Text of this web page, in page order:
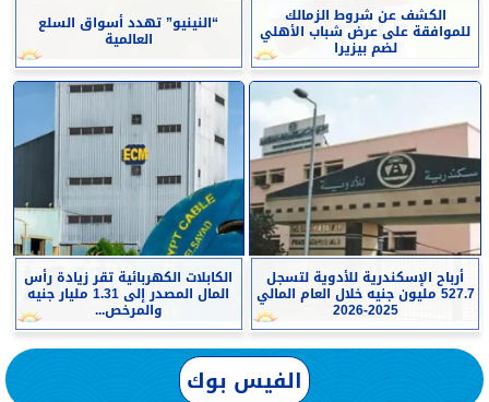
الكشف عن شروط الزمالك
للموافقة على عرض شباب الأهلي
لضم بيزيرا
“النينيو” تهدد أسواق السلع
العالمية
أرباح الإسكندرية للأدوية لتسجل
527.7 مليون جنيه خلال العام المالي
2025-2026
الكابلات الكهربائية تقر زيادة رأس
المال المصدر إلى 1.31 مليار جنيه
والمرخص...
الفيس بوك